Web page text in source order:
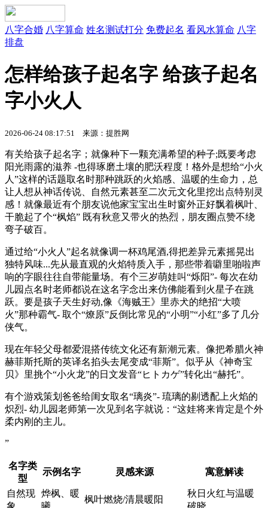
八字合婚 八字算命 姓名测试打分 免费起名 看风水算命 八字
排盘
怎样给孩子起名字 给孩子起名
字小火人
2026-06-24 08:17:51 来源：提胜网
有关给孩子起名字；就像种下一颗充满希望的种子;既要考虑
阳光雨露的滋养 -也得琢磨土壤的肥沃程度！格外是想给“小火
人”这样的话题取名时那种跳跃的火焰感、温暖的生命力，总
让人想从神话传说、自然元素甚至二次元文化里挖出点特别灵
感！就像最近有个朋友说他家宝宝出生时窗外正好飘着枫叶、
干脆起了个“枫焰” 既有秋意又带火的热烈，朋友圈点赞不绕
弯子破百。
通过给“小火人”起名就像调一杯鸡尾酒,得把差异元素摇晃出
独特风味...先从最直观的火焰特质入手，那些带着噼里啪啦声
响的字眼往往自带能量场。有个三岁萌娃叫“烁阳”- 每次在幼
儿园点名时老师都说在这名字念出来仿佛能看到火星子在跳
跃。要是孩子天生好动,像《海贼王》里赤犬的绝招“大喷
火”那种霸气- 取个“燎原”反倒比常见的“小明”“小红”多了几分
侠气。
现在年轻父母都爱混搭传统文化还有新潮元素。像把希腊火神
赫菲斯托斯的英译名掐头去尾变成“菲斯”。似乎从《神奇宝
贝》里挑个“小火龙”的日文发音“ヒトカゲ”转化出“赫托”。
有个游戏策划爸爸给闺女取名“璃炎”- 琉璃的剔透配上火焰的
炽烈- 幼儿园老师第一次见到名字就说：“这娃将来肯定是个外
柔内刚的主儿。
”
名字类
型
示例名字 灵感来源 寓意解读
自然现
象
烨枫、暖
曦
枫叶燃烧/清晨暖阳
秋日火红与温暖
破晓